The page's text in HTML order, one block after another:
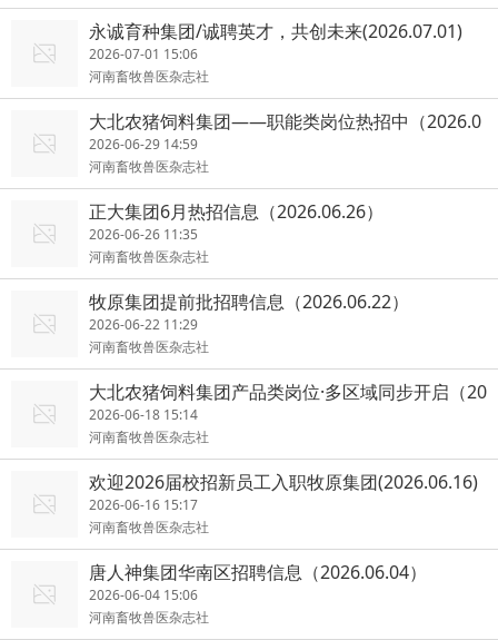
永诚育种集团/诚聘英才，共创未来(2026.07.01)
2026-07-01 15:06
河南畜牧兽医杂志社
大北农猪饲料集团——职能类岗位热招中（2026.0
6.29）
2026-06-29 14:59
河南畜牧兽医杂志社
正大集团6月热招信息（2026.06.26）
2026-06-26 11:35
河南畜牧兽医杂志社
牧原集团提前批招聘信息（2026.06.22）
2026-06-22 11:29
河南畜牧兽医杂志社
大北农猪饲料集团产品类岗位·多区域同步开启（20
26.06.18）
2026-06-18 15:14
河南畜牧兽医杂志社
欢迎2026届校招新员工入职牧原集团(2026.06.16)
2026-06-16 15:17
河南畜牧兽医杂志社
唐人神集团华南区招聘信息（2026.06.04）
2026-06-04 15:06
河南畜牧兽医杂志社